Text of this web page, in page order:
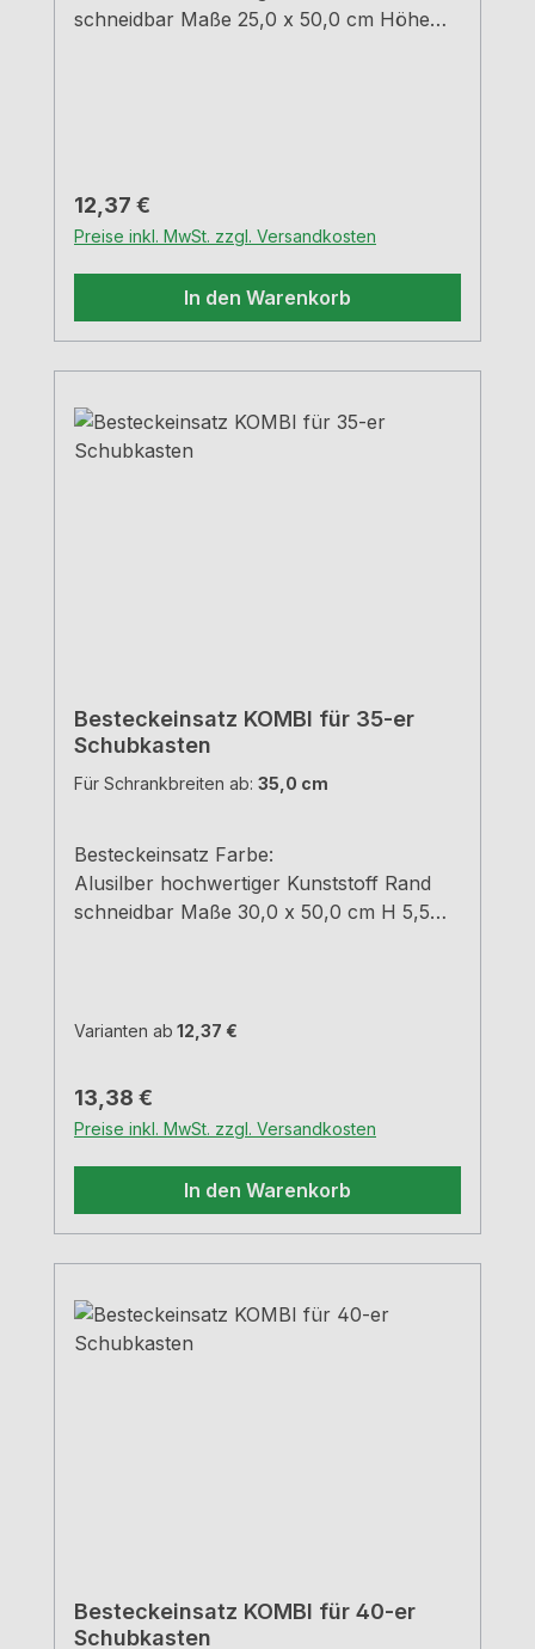
schneidbar Maße 25,0 x 50,0 cm Höhe
Regulärer Preis:
12,37 €
Preise inkl. MwSt. zzgl. Versandkosten
In den Warenkorb
Besteckeinsatz KOMBI für 35-er
Schubkasten
Für Schrankbreiten ab: 35,0 cm
Besteckeinsatz Farbe:
Alusilber hochwertiger Kunststoff Rand
schneidbar Maße 30,0 x 50,0 cm H 5,5
Varianten ab 12,37 €
Regulärer Preis:
13,38 €
Preise inkl. MwSt. zzgl. Versandkosten
In den Warenkorb
Besteckeinsatz KOMBI für 40-er
Schubkasten